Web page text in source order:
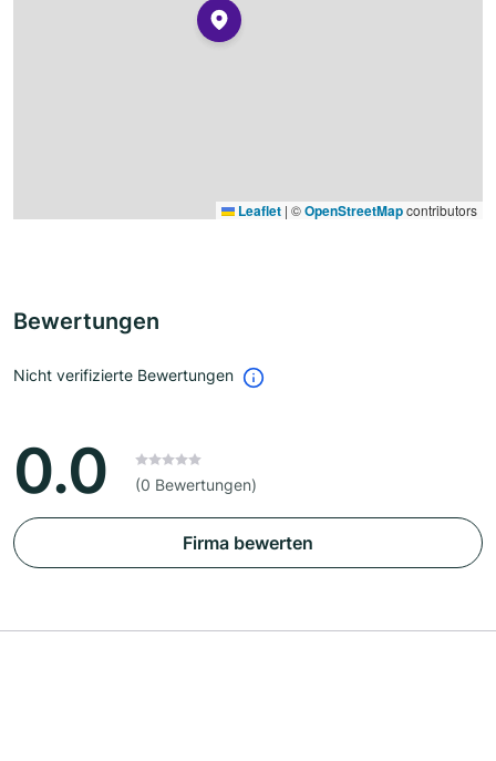
Leaflet | ©OpenStreetMapcontributors
Bewertungen
Nicht verifizierte Bewertungen
0.0 (0 Bewertungen)
Firma bewerten